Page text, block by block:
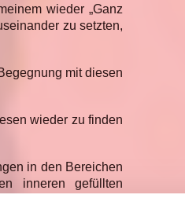
wieder „Ganz
zu setzten,
mit diesen
wieder zu finden
in den Bereichen
inneren gefüllten